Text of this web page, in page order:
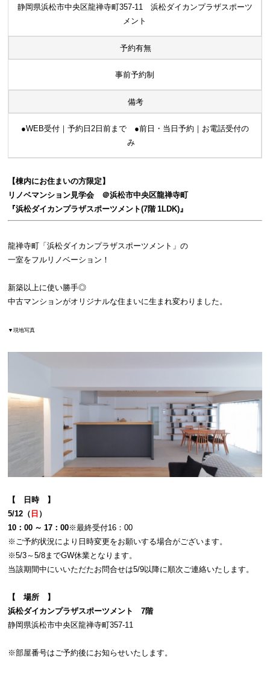
静岡県浜松市中央区龍禅寺町357-11 浜松ダイカンプラザスポーツ
メント
予約有無
事前予約制
備考
●WEB受付｜予約日2日前まで ●前日・当日予約｜お電話受付の
み
【棟内にお住まいの方限定】
リノベマンション見学会 ＠浜松市中央区龍禅寺町
『浜松ダイカンプラザスポーツメント(7階 1LDK)』
龍禅寺町「浜松ダイカンプラザスポーツメント」の
一室をフルリノベーション！
新築以上に使い勝手◎
中古マンションがオリジナルな住まいに生まれ変わりました。
▼現地写真
【 日時 】
5/12（ 日 ）
10：00 ～ 17：00※最終受付16：00
※ご予約状況により日時変更をお願いする場合がございます。
※5/3～5/8までGW休業となります。
当該期間中にいいただたお問合せは5/9以降に順次ご連絡いたします。
【 場所 】
浜松ダイカンプラザスポーツメント 7階
静岡県浜松市中央区龍禅寺町357-11
※部屋番号はご予約後にお知らせいたします。